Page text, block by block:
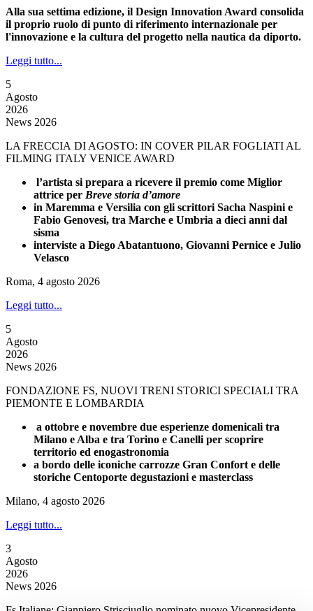
Alla sua settima edizione, il Design Innovation Award consolida
il proprio ruolo di punto di riferimento internazionale per
l'innovazione e la cultura del progetto nella nautica da diporto.
Leggi tutto...
5
Agosto
2026
News 2026
LA FRECCIA DI AGOSTO: IN COVER PILAR FOGLIATI AL
FILMING ITALY VENICE AWARD
l’artista si prepara a ricevere il premio come Miglior
attrice per Breve storia d’amore
in Maremma e Versilia con gli scrittori Sacha Naspini e
Fabio Genovesi, tra Marche e Umbria a dieci anni dal
sisma
interviste a Diego Abatantuono, Giovanni Pernice e Julio
Velasco
Roma, 4 agosto 2026
Leggi tutto...
5
Agosto
2026
News 2026
FONDAZIONE FS, NUOVI TRENI STORICI SPECIALI TRA
PIEMONTE E LOMBARDIA
a ottobre e novembre due esperienze domenicali tra
Milano e Alba e tra Torino e Canelli per scoprire
territorio ed enogastronomia
a bordo delle iconiche carrozze Gran Confort e delle
storiche Centoporte degustazioni e masterclass
Milano, 4 agosto 2026
Leggi tutto...
3
Agosto
2026
News 2026